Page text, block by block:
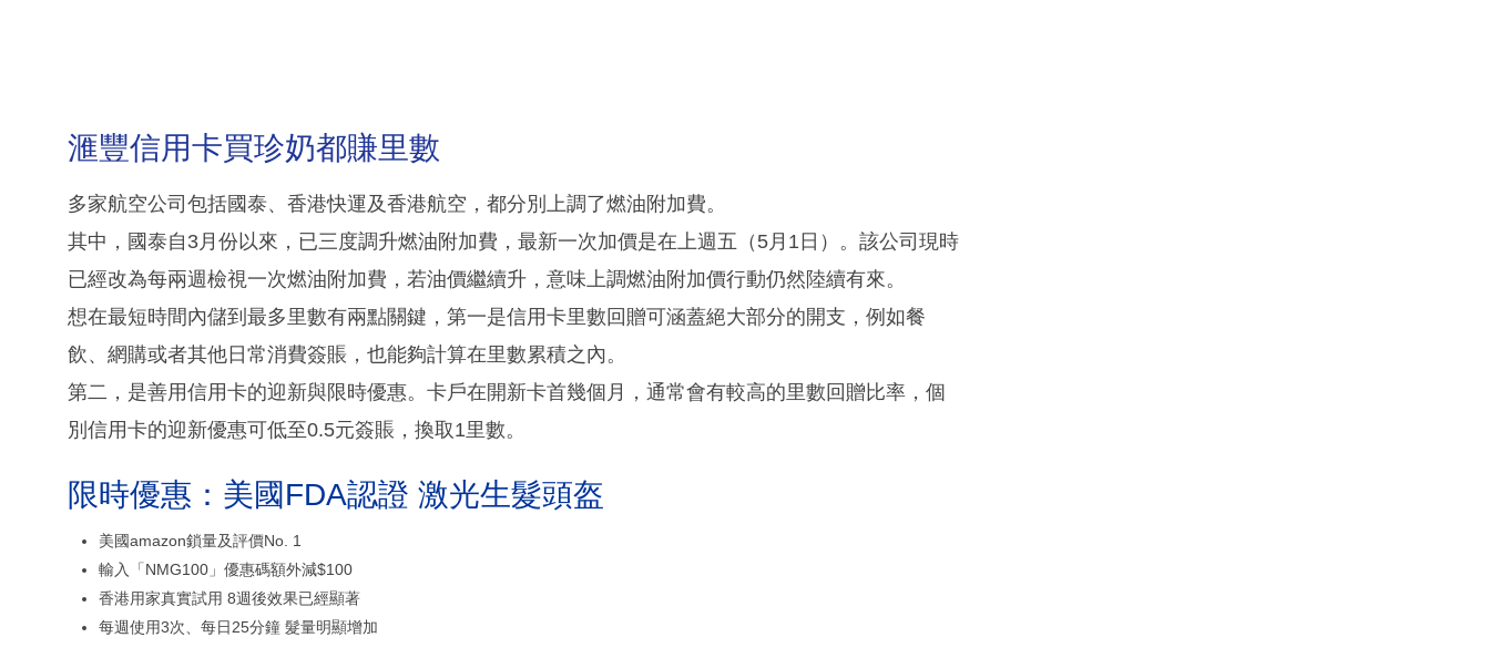
滙豐信用卡買珍奶都賺里數
多家航空公司包括國泰、香港快運及香港航空，都分別上調了燃油附加費。
其中，國泰自3月份以來，已三度調升燃油附加費，最新一次加價是在上週五（5月1日）。該公司現時
已經改為每兩週檢視一次燃油附加費，若油價繼續升，意味上調燃油附加價行動仍然陸續有來。
想在最短時間內儲到最多里數有兩點關鍵，第一是信用卡里數回贈可涵蓋絕大部分的開支，例如餐
飲、網購或者其他日常消費簽賬，也能夠計算在里數累積之內。
第二，是善用信用卡的迎新與限時優惠。卡戶在開新卡首幾個月，通常會有較高的里數回贈比率，個
別信用卡的迎新優惠可低至0.5元簽賬，換取1里數。
限時優惠：美國FDA認證 激光生髮頭盔
美國amazon鎖量及評價No. 1
輸入「NMG100」優惠碼額外減$100
香港用家真實試用 8週後效果已經顯著
每週使用3次、每日25分鐘 髮量明顯增加